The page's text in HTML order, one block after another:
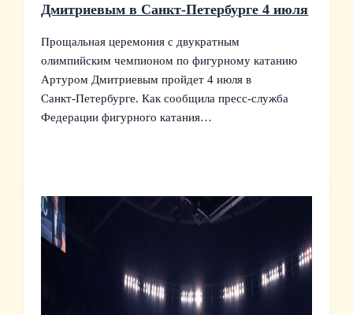
Дмитриевым в Санкт‑Петербурге 4 июля
Прощальная церемония с двукратным
олимпийским чемпионом по фигурному катанию
Артуром Дмитриевым пройдет 4 июля в
Санкт‑Петербурге. Как сообщила пресс‑служба
Федерации фигурного катания…